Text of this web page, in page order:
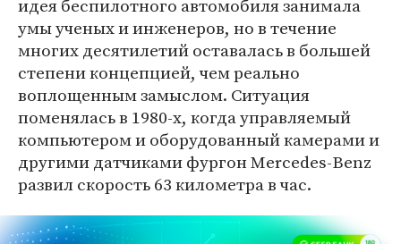
идея беспилотного автомобиля занимала
умы ученых и инженеров, но в течение
многих десятилетий оставалась в большей
степени концепцией, чем реально
воплощенным замыслом. Ситуация
поменялась в 1980-х, когда управляемый
компьютером и оборудованный камерами и
другими датчиками фургон Mercedes-Benz
развил скорость 63 километра в час.